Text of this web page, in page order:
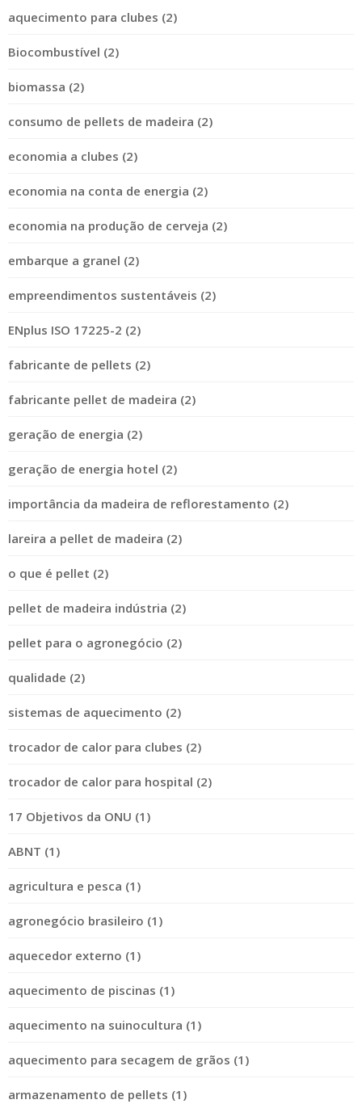
aquecimento para clubes (2)
Biocombustível (2)
biomassa (2)
consumo de pellets de madeira (2)
economia a clubes (2)
economia na conta de energia (2)
economia na produção de cerveja (2)
embarque a granel (2)
empreendimentos sustentáveis (2)
ENplus ISO 17225-2 (2)
fabricante de pellets (2)
fabricante pellet de madeira (2)
geração de energia (2)
geração de energia hotel (2)
importância da madeira de reflorestamento (2)
lareira a pellet de madeira (2)
o que é pellet (2)
pellet de madeira indústria (2)
pellet para o agronegócio (2)
qualidade (2)
sistemas de aquecimento (2)
trocador de calor para clubes (2)
trocador de calor para hospital (2)
17 Objetivos da ONU (1)
ABNT (1)
agricultura e pesca (1)
agronegócio brasileiro (1)
aquecedor externo (1)
aquecimento de piscinas (1)
aquecimento na suinocultura (1)
aquecimento para secagem de grãos (1)
armazenamento de pellets (1)